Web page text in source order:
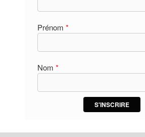
Prénom *
Nom *
S'INSCRIRE